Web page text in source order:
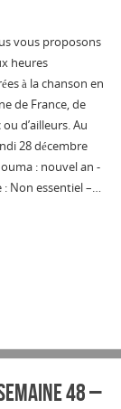
vous proposons
heures
à la chanson en
de France, de
d’ailleurs. Au
28 décembre
: nouvel an -
: Non essentiel –…
48 –